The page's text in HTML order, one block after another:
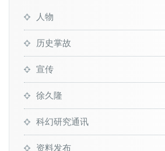
人物
历史掌故
宣传
徐久隆
科幻研究通讯
资料发布